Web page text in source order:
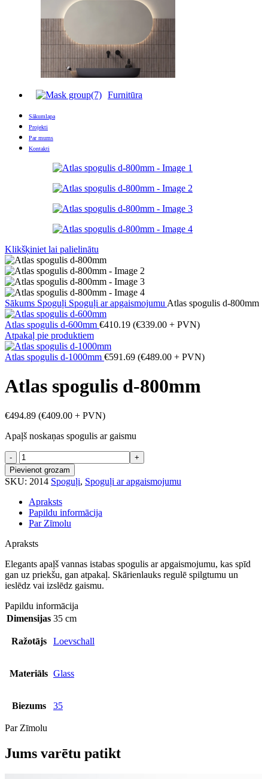
Furnitūra
Sākumlapa
Projekti
Par mums
Kontakti
Klikšķiniet lai palielinātu
Sākums Spoguļi Spoguļi ar apgaismojumu Atlas spogulis d-800mm
Atlas spogulis d-600mm €410.19 (€339.00 + PVN)
Atpakaļ pie produktiem
Atlas spogulis d-1000mm €591.69 (€489.00 + PVN)
Atlas spogulis d-800mm
€494.89 (€409.00 + PVN)
Apaļš noskaņas spogulis ar gaismu
Atlas
spogulis
d-
800mm
daudzums
Pievienot grozam
SKU: 2014 Spoguļi, Spoguļi ar apgaismojumu
Apraksts
Papildu informācija
Par Zīmolu
Apraksts
Elegants apaļš vannas istabas spogulis ar apgaismojumu, kas spīd
gan uz priekšu, gan atpakaļ. Skārienlauks regulē spilgtumu un
ieslēdz vai izslēdz gaismu.
Papildu informācija
Dimensijas 35 cm
Ražotājs Loevschall
Materiāls Glass
Biezums 35
Par Zīmolu
Jums varētu patikt